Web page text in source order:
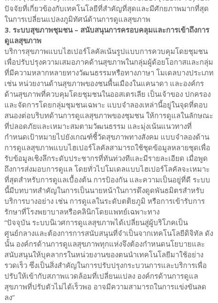
ปัจจัยที่เกี่ยวข้องกับเทคโนโลยีที่สำคัญที่สุดและมีศักยภาพมากที่สุด
ในการเปลี่ยนแปลงภูมิทัศน์ด้านการดูแลสุขภาพ
3. ระบบสุขภาพชุมชน – สนับสนุนการครอบคลุมและการเข้าถึงการ
ดูแลสุขภาพ
บริการสุขภาพแบบไฮเปอร์โลคัลเน้นรูปแบบการควบคุมโดยชุมชน
เพื่อปรับปรุงความเสมอภาคด้านสุขภาพในกลุ่มผู้ด้อยโอกาสและกลุ่ม
ที่มีความหลากหลายทางวัฒนธรรมหรือทางภาษา โมเดลบางประเภท
เช่น หน่วยงานด้านสุขภาพของชนพื้นเมืองในแคนาดา และองค์กร
ด้านสุขภาพที่ควบคุมโดยชุมชนในออสเตรเลีย เป็นเจ้าของ ปกครอง
และจัดการโดยกลุ่มชุมชนเฉพาะ แบบจำลองเหล่านี้อยู่ในจุดที่ตอบ
สนองต่อบริบทด้านการดูแลสุขภาพของชุมชน ให้การดูแลในลักษณะ
ที่ปลอดภัยและเหมาะสมตามวัฒนธรรม และมุ่งเน้นแนวทางที่
กำหนดเป้าหมายไปยังเกณฑ์ชี้วัดสุขภาพทางสังคม แบบจำลองด้าน
การดูแลสุขภาพแบบไฮเปอร์โลคัลสามารถใช้ชุดข้อมูลหลายชุดเพื่อ
รับข้อมูลเชิงลึกระดับประชากรที่ทันท่วงทีและมีรายละเอียด เมื่อพูด
ถึงการส่งมอบการดูแล โดยทั่วไปโมเดลแบบไฮเปอร์โลคัลจะเหมาะ
ที่สุดสำหรับการดูแลเบื้องต้น การป้องกัน และความเป็นอยู่ที่ดี ระบบ
นี้มีบทบาทสำคัญในการเป็นนายหน้าในการดึงดูดพันธมิตรสำหรับ
บริการบางอย่าง เช่น การดูแลในระดับตติยภูมิ หรือการเข้ารับการ
รักษาที่โรงพยาบาลหรือคลินิกโดยแพทย์เฉพาะทาง
“ปัจจุบัน ระบบนิเวศการดูแลสุขภาพได้เปลี่ยนสู่ผู้บริโภคเป็น
ศูนย์กลางและต้องการการสนับสนุนที่จำเป็นจากเทคโนโลยีดิจิทัล ดัง
นั้น องค์กรด้านการดูแลสุขภาพทุกแห่งจึงต้องกำหนดนโยบายและ
สนับสนุนให้บุคลากรในหน่วยงานของตนนำเทคโนโลยีมาใช้อย่าง
รวดเร็ว ซึ่งเป็นสิ่งสำคัญในการปรับปรุงกระบวนการและบริการเพื่อ
ปรับให้เข้ากับสภาพแวดล้อมที่เปลี่ยนแปลง องค์กรด้านการดูแล
สุขภาพที่ปรับตัวไม่ได้เร็วพอ อาจมีความสามารถในการแข่งขันลด
ลง”